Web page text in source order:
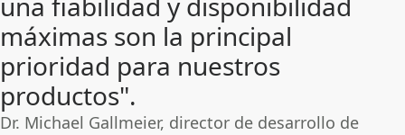
máximas son la principal
prioridad para nuestros
productos".
Dr. Michael Gallmeier, director de desarrollo de